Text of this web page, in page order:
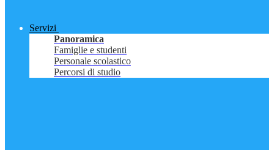
Servizi
Panoramica
Famiglie e studenti
Personale scolastico
Percorsi di studio